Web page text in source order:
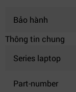
Bảo hành
Thông tin chung
Series laptop
Part-number